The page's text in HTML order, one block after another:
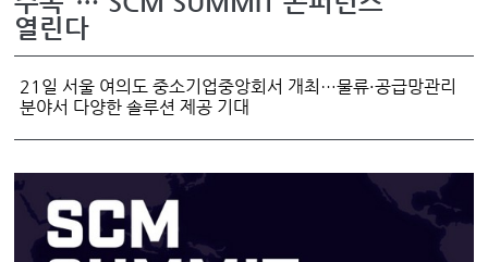
열린다
21일 서울 여의도 중소기업중앙회서 개최…물류·공급망관리
분야서 다양한 솔루션 제공 기대